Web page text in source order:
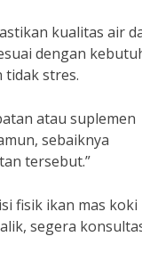
kualitas air
dengan
tidak stres.
atau suplemen
sebaiknya
tersebut.”
fisik ikan mas koki
segera